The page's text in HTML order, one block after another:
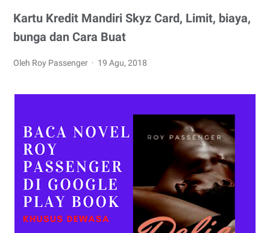
Kartu Kredit Mandiri Skyz Card, Limit, biaya,
bunga dan Cara Buat
Oleh Roy Passenger 19 Agu, 2018